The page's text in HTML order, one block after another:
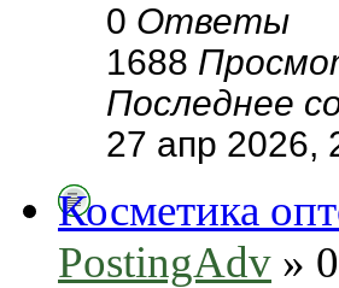
0 Ответы
1688
Последнее
27 апр 2026,
Косметика
PostingAdv »